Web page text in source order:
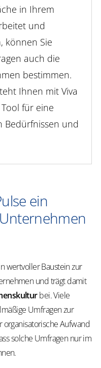
in Ihrem
und
können Sie
auch die
bestimmen.
Ihnen mit Viva
für eine
Bedürfnissen und
ein
wertvoller Baustein zur
und trägt damit
bei. Viele
Umfragen zur
Aufwand
solche Umfragen nur im